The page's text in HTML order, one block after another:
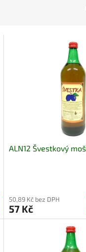
ALN12 Švestkový
50,89 Kč bez DPH
57 Kč